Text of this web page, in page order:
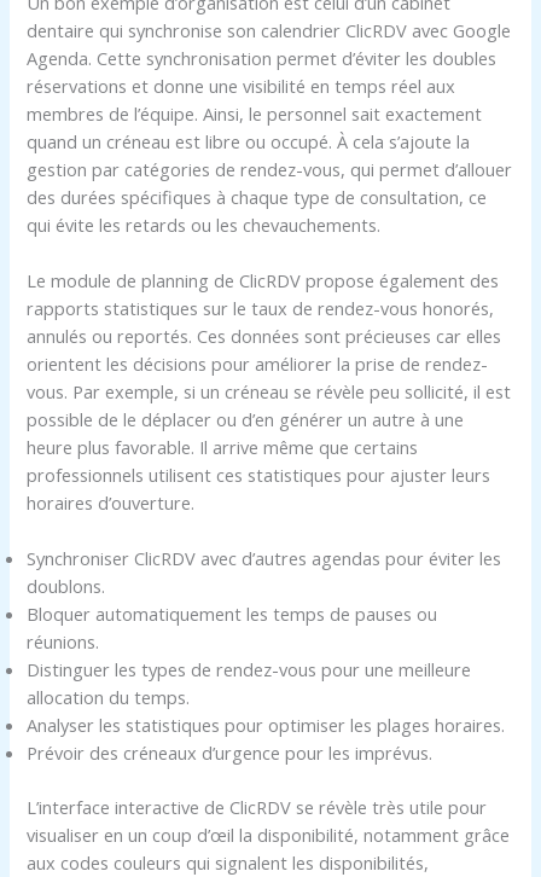
dentaire qui synchronise son calendrier ClicRDV avec Google
Agenda. Cette synchronisation permet d’éviter les doubles
réservations et donne une visibilité en temps réel aux
membres de l’équipe. Ainsi, le personnel sait exactement
quand un créneau est libre ou occupé. À cela s’ajoute la
gestion par catégories de rendez-vous, qui permet d’allouer
des durées spécifiques à chaque type de consultation, ce
qui évite les retards ou les chevauchements.
Le module de planning de ClicRDV propose également des
rapports statistiques sur le taux de rendez-vous honorés,
annulés ou reportés. Ces données sont précieuses car elles
orientent les décisions pour améliorer la prise de rendez-
vous. Par exemple, si un créneau se révèle peu sollicité, il est
possible de le déplacer ou d’en générer un autre à une
heure plus favorable. Il arrive même que certains
professionnels utilisent ces statistiques pour ajuster leurs
horaires d’ouverture.
Synchroniser ClicRDV avec d’autres agendas pour éviter les
doublons.
Bloquer automatiquement les temps de pauses ou
réunions.
Distinguer les types de rendez-vous pour une meilleure
allocation du temps.
Analyser les statistiques pour optimiser les plages horaires.
Prévoir des créneaux d’urgence pour les imprévus.
L’interface interactive de ClicRDV se révèle très utile pour
visualiser en un coup d’œil la disponibilité, notamment grâce
aux codes couleurs qui signalent les disponibilités,